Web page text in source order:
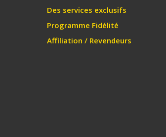
Des services exclusifs
Programme Fidélité
Affiliation / Revendeurs